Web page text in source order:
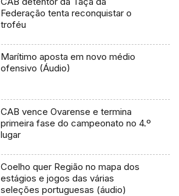
Federação tenta reconquistar o
troféu
Marítimo aposta em novo médio
ofensivo (Áudio)
CAB vence Ovarense e termina
primeira fase do campeonato no 4.º
lugar
Coelho quer Região no mapa dos
estágios e jogos das várias
seleções portuguesas (áudio)